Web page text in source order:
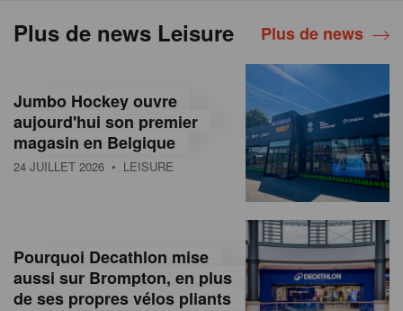
Plus de news Leisure Plus de news
Jumbo Hockey ouvre
aujourd'hui son premier
magasin en Belgique
24 JUILLET 2026 • LEISURE
Pourquoi Decathlon mise
aussi sur Brompton, en plus
de ses propres vélos pliants